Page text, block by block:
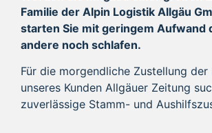
Familie der Alpin Logistik Allgäu
starten Sie mit geringem Aufwand
andere noch schlafen.
Für die morgendliche Zustellung
unseres Kunden Allgäuer Zeitung
zuverlässige Stamm- und